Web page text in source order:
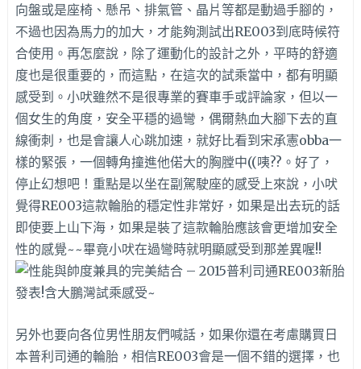
向盤或是座椅、懸吊、排氣管、晶片等都是動過手腳的，
不過也因為馬力的加大，才能夠測試出RE003到底時候符
合使用。再怎麼說，除了運動化的設計之外，平時的舒適
度也是很重要的，而這點，在這次的試乘當中，都有明顯
感受到。小吠雖然不是很專業的賽車手或評論家，但以一
個女生的角度，安全平穩的過彎，偶爾熱血大腳下去的直
線衝刺，也是會讓人心跳加速，就好比看到宋承憲obba一
樣的緊張，一個轉角撞進他偌大的胸膛中((咦??。好了，
停止幻想吧！重點是以坐在副駕駛座的感受上來說，小吠
覺得RE003這款輪胎的穩定性非常好，如果是出去玩的話
即使要上山下海，如果是裝了這款輪胎應該會更增加安全
性的感覺~~畢竟小吠在過彎時就明顯感受到那差異喔!!
另外也要向各位男性朋友們喊話，如果你還在考慮購買日
本普利司通的輪胎，相信RE003會是一個不錯的選擇，也